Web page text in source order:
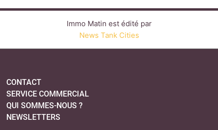
Immo Matin est édité par
News Tank Cities
CONTACT
SERVICE COMMERCIAL
QUI SOMMES-NOUS ?
NEWSLETTERS